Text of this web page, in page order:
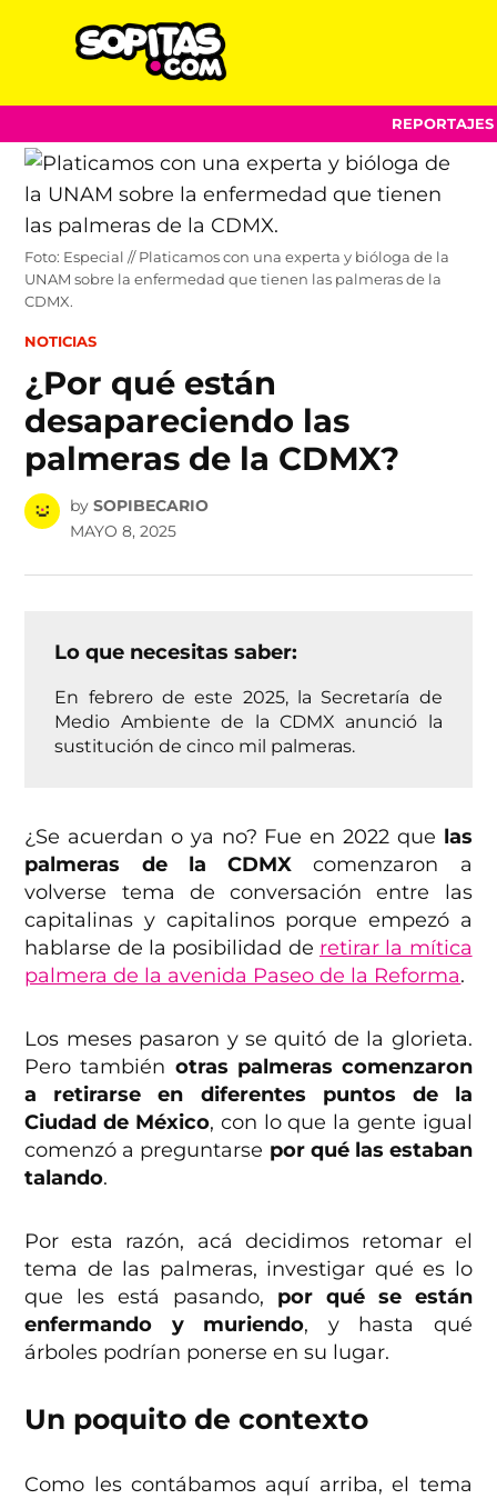
Skip
to
content
REPORTAJES
Foto: Especial // Platicamos con una experta y bióloga de la
UNAM sobre la enfermedad que tienen las palmeras de la
CDMX.
POSTED
NOTICIAS
¿Por qué están
desapareciendo las
palmeras de la CDMX?
by SOPIBECARIO
MAYO 8, 2025
Lo que necesitas saber:
En febrero de este 2025, la Secretaría de
Medio Ambiente de la CDMX anunció la
sustitución de cinco mil palmeras.
¿Se acuerdan o ya no? Fue en 2022 que las
palmeras de la CDMX comenzaron a
volverse tema de conversación entre las
capitalinas y capitalinos porque empezó a
hablarse de la posibilidad de retirar la mítica
palmera de la avenida Paseo de la Reforma.
Los meses pasaron y se quitó de la glorieta.
Pero también otras palmeras comenzaron
a retirarse en diferentes puntos de la
Ciudad de México, con lo que la gente igual
comenzó a preguntarse por qué las estaban
talando.
Por esta razón, acá decidimos retomar el
tema de las palmeras, investigar qué es lo
que les está pasando, por qué se están
enfermando y muriendo, y hasta qué
árboles podrían ponerse en su lugar.
Un poquito de contexto
Como les contábamos aquí arriba, el tema